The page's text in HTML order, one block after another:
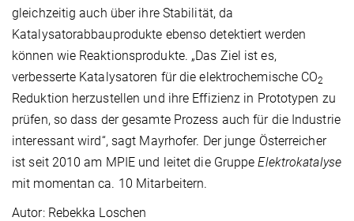
gleichzeitig auch über ihre Stabilität, da
Katalysatorabbauprodukte ebenso detektiert werden
können wie Reaktionsprodukte. „Das Ziel ist es,
verbesserte Katalysatoren für die elektrochemische CO2
Reduktion herzustellen und ihre Effizienz in Prototypen zu
prüfen, so dass der gesamte Prozess auch für die Industrie
interessant wird“, sagt Mayrhofer. Der junge Österreicher
ist seit 2010 am MPIE und leitet die GruppeElektrokatalyse
mit momentan ca. 10 Mitarbeitern.
Autor: Rebekka Loschen